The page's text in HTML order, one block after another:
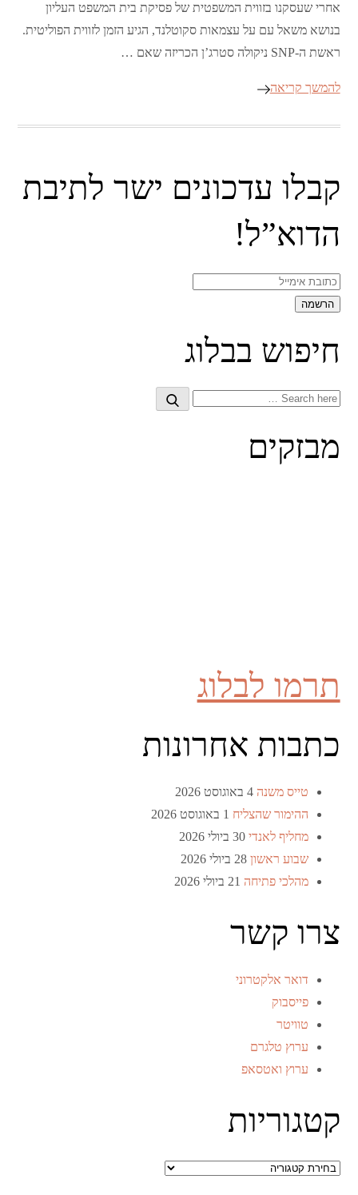
אחרי שעסקנו בזווית המשפטית של פסיקת בית המשפט העליון
בנושא משאל עם על עצמאות סקוטלנד, הגיע הזמן לזווית הפוליטית.
ראשת ה-SNP ניקולה סטרג’ן הכריזה שאם …
להמשך קריאה
קבלו עדכונים ישר לתיבת
הדוא”ל!
חיפוש בבלוג
Search
Search
מבזקים
תרמו לבלוג
כתבות אחרונות
טייס משנה 4 באוגוסט 2026
ההימור שהצליח 1 באוגוסט 2026
מחליף לאנדי 30 ביולי 2026
שבוע ראשון 28 ביולי 2026
מהלכי פתיחה 21 ביולי 2026
צרו קשר
דואר אלקטרוני
פייסבוק
טוויטר
ערוץ טלגרם
ערוץ ואטסאפ
קטגוריות
קטגוריות